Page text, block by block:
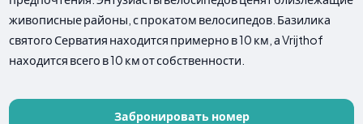
живописные районы, с прокатом велосипедов. Базилика
святого Серватия находится примерно в 10 км, а Vrijthof
находится всего в 10 км от собственности.
Забронировать номер